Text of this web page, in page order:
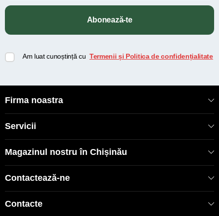
Abonează-te
Am luat cunoștință cu Termenii și Politica de confidențialitate
Firma noastra
Servicii
Magazinul nostru în Chișinău
Contactează-ne
Contacte